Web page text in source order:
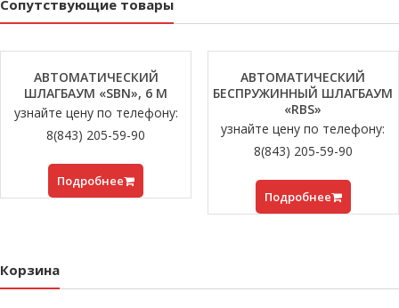
Сопутствующие товары
АВТОМАТИЧЕСКИЙ
ШЛАГБАУМ «SBN», 6 М
узнайте цену по телефону:
8(843) 205-59-90
Подробнее
АВТОМАТИЧЕСКИЙ
БЕСПРУЖИННЫЙ ШЛАГБАУМ
«RBS»
узнайте цену по телефону:
8(843) 205-59-90
Подробнее
Корзина